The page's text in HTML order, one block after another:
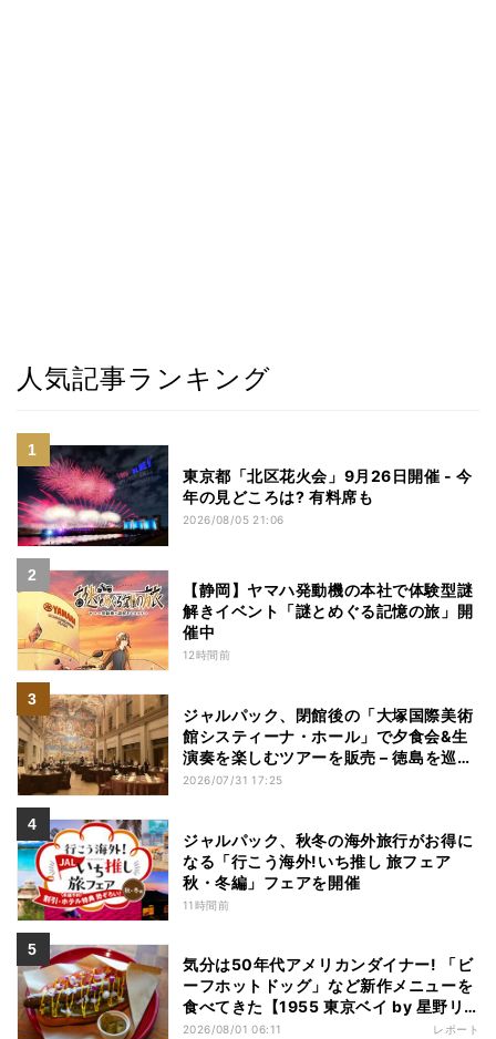
人気記事ランキング
東京都「北区花火会」9月26日開催 - 今
年の見どころは? 有料席も
2026/08/05 21:06
【静岡】ヤマハ発動機の本社で体験型謎
解きイベント「謎とめぐる記憶の旅」開
催中
12時間前
ジャルパック、閉館後の「大塚国際美術
館システィーナ・ホール」で夕食会&生
演奏を楽しむツアーを販売 – 徳島を巡る
5つのコース
2026/07/31 17:25
ジャルパック、秋冬の海外旅行がお得に
なる「行こう海外!いち推し 旅フェア
秋・冬編」フェアを開催
11時間前
気分は50年代アメリカンダイナー! 「ビ
ーフホットドッグ」など新作メニューを
食べてきた【1955 東京ベイ by 星野リ
ゾート宿泊レポ】
2026/08/01 06:11 レポート